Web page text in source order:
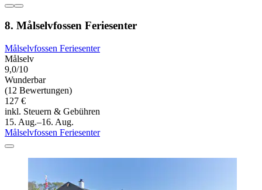
8. Målselvfossen Feriesenter
Målselvfossen Feriesenter
Målselv
9,0/10
Wunderbar
(12 Bewertungen)
127 €
inkl. Steuern & Gebühren
15. Aug.–16. Aug.
Målselvfossen Feriesenter